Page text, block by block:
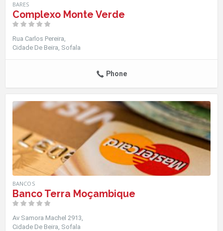
BARES
Complexo Monte Verde
Rua Carlos Pereira
Cidade De Beira Sofala
Phone
BANCOS
Banco Terra Moçambique
Av Samora Machel 2913
Cidade De Beira Sofala